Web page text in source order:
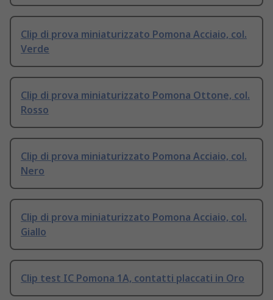
Clip di prova miniaturizzato Pomona Acciaio, col.
Verde
Clip di prova miniaturizzato Pomona Ottone, col.
Rosso
Clip di prova miniaturizzato Pomona Acciaio, col.
Nero
Clip di prova miniaturizzato Pomona Acciaio, col.
Giallo
Clip test IC Pomona 1A, contatti placcati in Oro